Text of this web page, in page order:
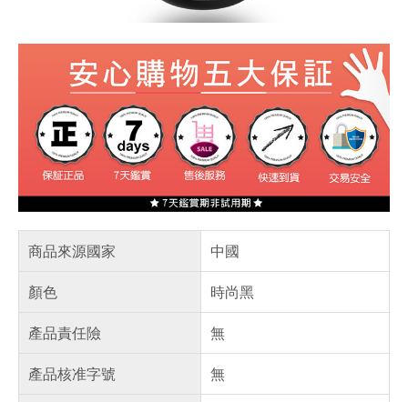
商品來源國家
中國
顏色
時尚黑
產品責任險
無
產品核准字號
無